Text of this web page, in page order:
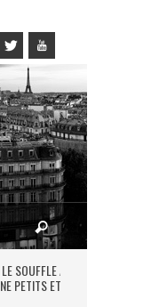
SOUFFLE AU
PETITS ET